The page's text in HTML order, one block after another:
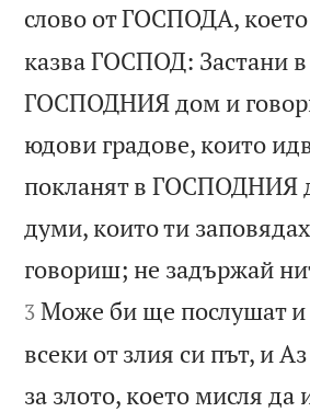
слово от ГОСПОДА, което
казва ГОСПОД: Застани
ГОСПОДНИЯ дом и
юдови градове, които
покланят в ГОСПОДНИЯ
думи, които ти
говориш; не задържай
3 Може би ще послушат и
всеки от злия си път, и
за злото, което мисля да